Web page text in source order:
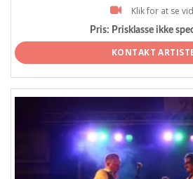
Klik for at se
Pris: Prisklasse ikke
KONTAKT